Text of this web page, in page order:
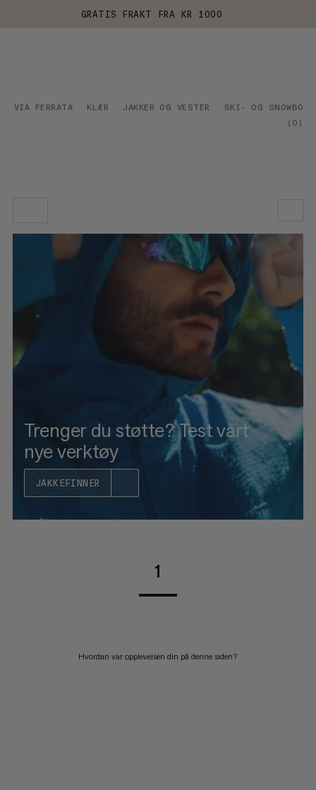
GRATIS FRAKT FRA KR 1000
VIA FERRATA KLÆR JAKKER OG VESTER
SKI- OG
( 0 )
VÅR ANBEFALING
PRIS LAV TIL HØY
PRIS HØY TIL LAV
HVA ER NYTT
Trenger du støtte? Test vårt
nye verktøy
JAKKEFINNER
1
Hvordan var opplevelsen din på denne siden?